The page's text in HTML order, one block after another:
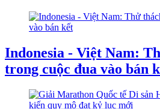
Indonesia - Việt Nam:
trong cuộc đua vào bán